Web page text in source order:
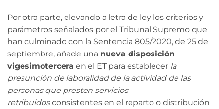
Por otra parte, elevando a letra de ley los criterios y
parámetros señalados por el Tribunal Supremo que
han culminado con la Sentencia 805/2020, de 25 de
septiembre, añade una nueva disposición
vigesimotercera en el ET para establecer la
presunción de laboralidad de la actividad de las
personas que presten servicios
retribuidosconsistentes en el reparto o distribución